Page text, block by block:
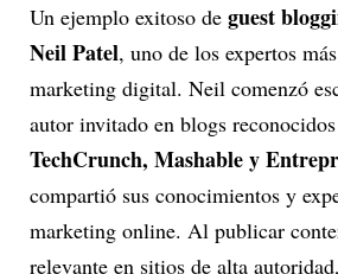
Un ejemplo exitoso de guest
Neil Patel, uno de los expertos
marketing digital. Neil comenzó
autor invitado en blogs
TechCrunch, Mashable y
compartió sus conocimientos y
marketing online. Al publicar
relevante en sitios de alta